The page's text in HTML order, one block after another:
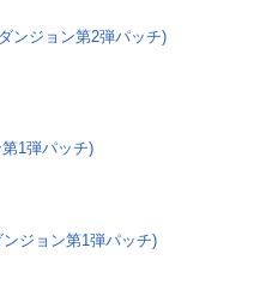
ンジョン第2弾パッチ)
1弾パッチ)
ジョン第1弾パッチ)